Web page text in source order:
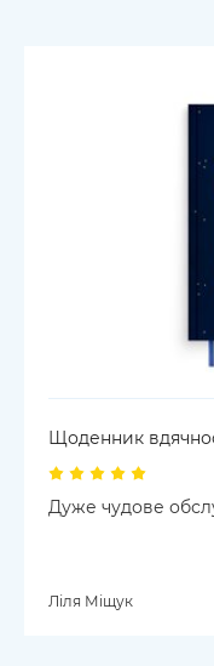
Щоденник
Дуже чудове
Ліля Міщук